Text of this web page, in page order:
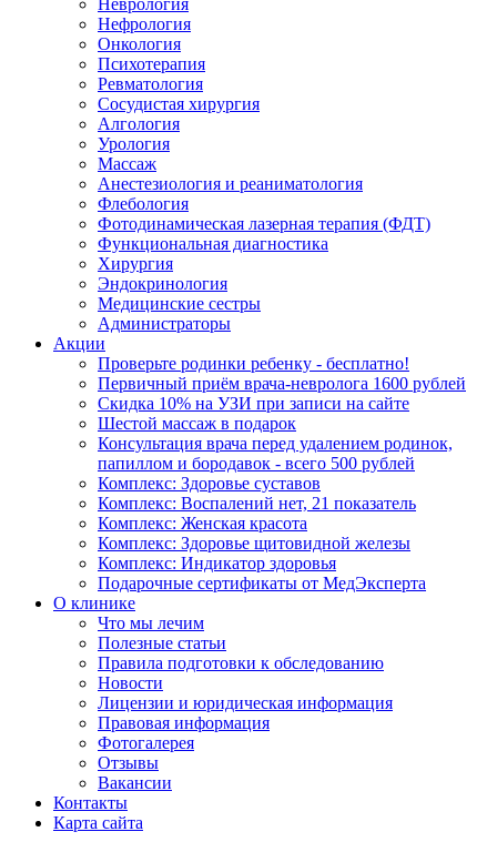
Нефрология
Онкология
Психотерапия
Ревматология
Сосудистая хирургия
Алгология
Урология
Массаж
Анестезиология и реаниматология
Флебология
Фотодинамическая лазерная терапия (ФДТ)
Функциональная диагностика
Хирургия
Эндокринология
Медицинские сестры
Администраторы
Акции
Проверьте родинки ребенку - бесплатно!
Первичный приём врача-невролога 1600 рублей
Скидка 10% на УЗИ при записи на сайте
Шестой массаж в подарок
Консультация врача перед удалением родинок,
папиллом и бородавок - всего 500 рублей
Комплекс: Здоровье суставов
Комплекс: Воспалений нет, 21 показатель
Комплекс: Женская красота
Комплекс: Здоровье щитовидной железы
Комплекс: Индикатор здоровья
Подарочные сертификаты от МедЭксперта
О клинике
Что мы лечим
Полезные статьи
Правила подготовки к обследованию
Новости
Лицензии и юридическая информация
Правовая информация
Фотогалерея
Отзывы
Вакансии
Контакты
Карта сайта